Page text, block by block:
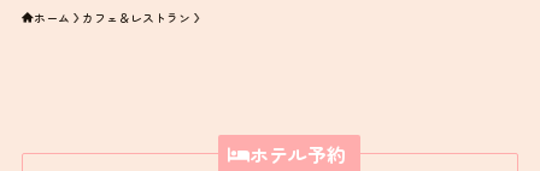
ホーム カフェ＆レストラン
ホテル予約